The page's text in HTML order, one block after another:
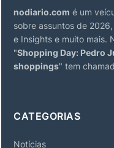
nodiario.com é um
sobre assuntos de
e Insights e muito mais.
"Shopping Day: Pedro
shoppings" tem
CATEGORIAS
Notícias